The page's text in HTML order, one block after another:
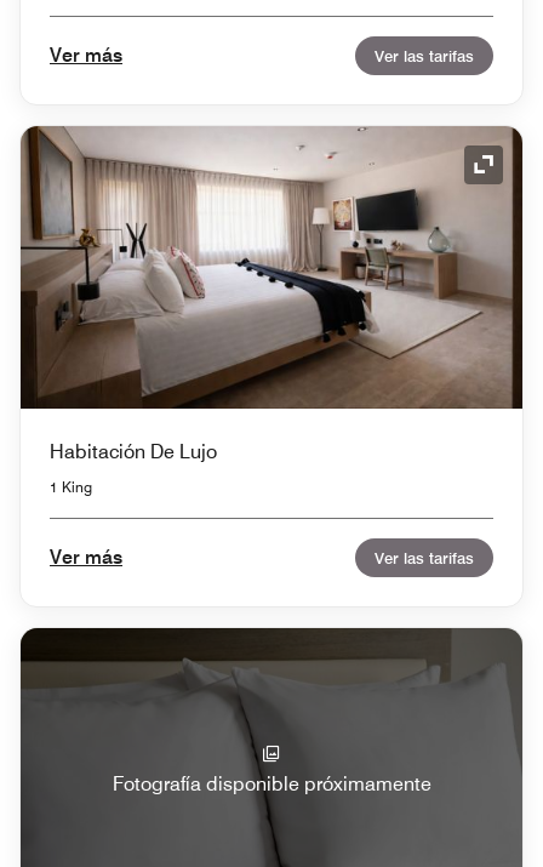
Ver más Ver las tarifas
Icono
Habitación De Lujo
1 King
Ver más Ver las tarifas
Fotografía disponible próximamente